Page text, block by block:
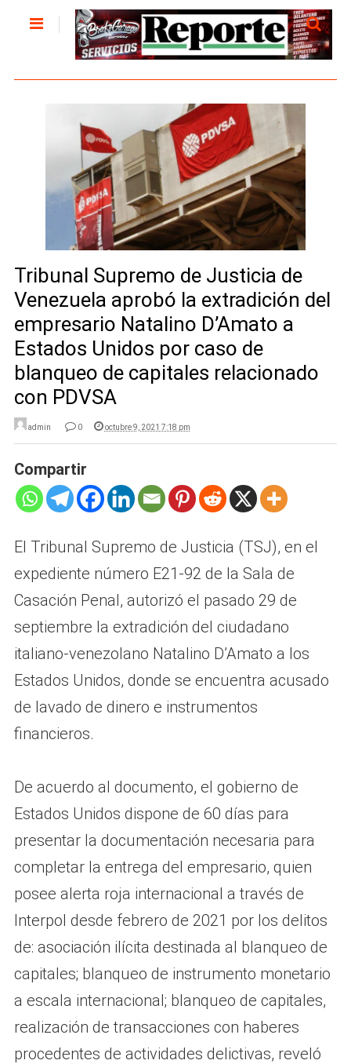
Tribunal Supremo de Justicia de
Venezuela aprobó la extradición del
empresario Natalino D’Amato a
Estados Unidos por caso de
blanqueo de capitales relacionado
con PDVSA
admin 0 octubre 9, 2021 7:18 pm
Compartir
El Tribunal Supremo de Justicia (TSJ), en el
expediente número E21-92 de la Sala de
Casación Penal, autorizó el pasado 29 de
septiembre la extradición del ciudadano
italiano-venezolano Natalino D’Amato a los
Estados Unidos, donde se encuentra acusado
de lavado de dinero e instrumentos
financieros.
De acuerdo al documento, el gobierno de
Estados Unidos dispone de 60 días para
presentar la documentación necesaria para
completar la entrega del empresario, quien
posee alerta roja internacional a través de
Interpol desde febrero de 2021 por los delitos
de: asociación ilícita destinada al blanqueo de
capitales; blanqueo de instrumento monetario
a escala internacional; blanqueo de capitales,
realización de transacciones con haberes
procedentes de actividades delictivas, reveló